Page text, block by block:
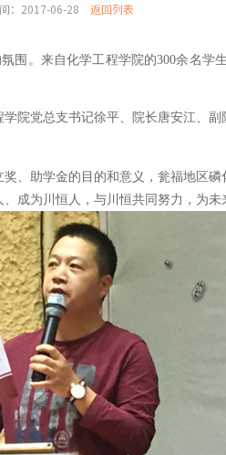
：2017-06-28 返回列表
围。来自化学工程学院的300余名学
院党总支书记徐平、院长唐安江、副
、助学金的目的和意义，瓮福地区
成为川恒人，与川恒共同努力，为未